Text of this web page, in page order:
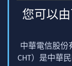
您可以
中華電信股份
CHT）是中華